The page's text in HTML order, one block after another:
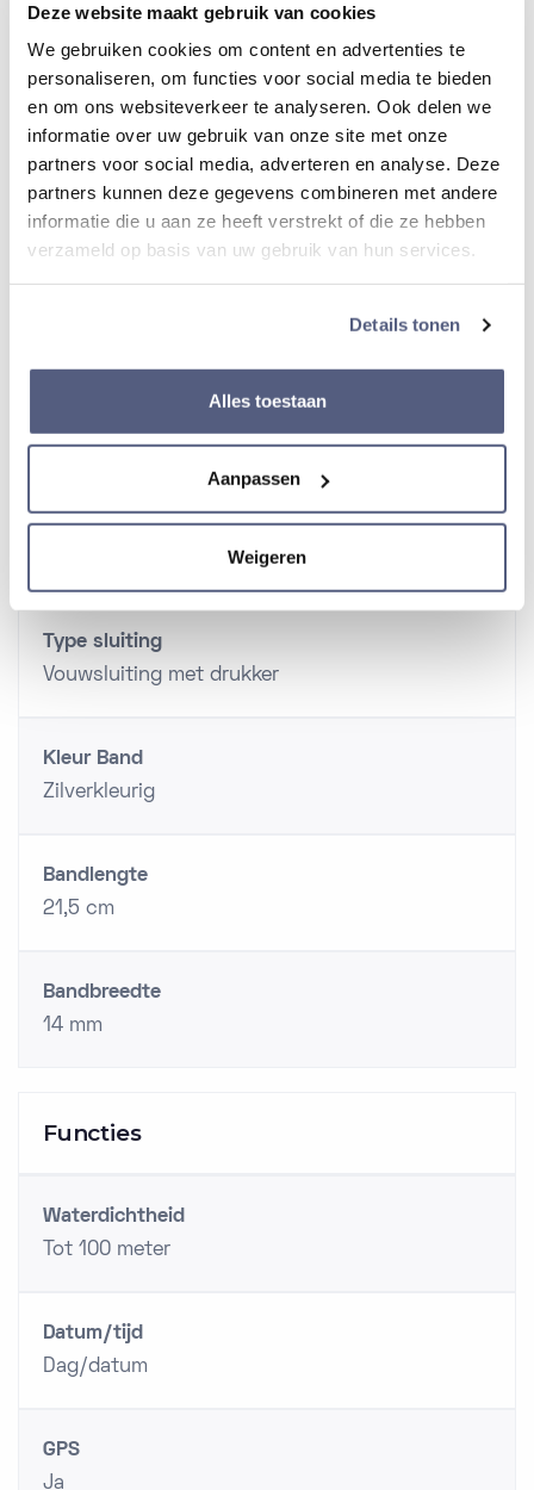
Deze website maakt gebruik van cookies
We gebruiken cookies om content en advertenties te
personaliseren, om functies voor social media te bieden
en om ons websiteverkeer te analyseren. Ook delen we
informatie over uw gebruik van onze site met onze
partners voor social media, adverteren en analyse. Deze
partners kunnen deze gegevens combineren met andere
informatie die u aan ze heeft verstrekt of die ze hebben
verzameld op basis van uw gebruik van hun services.
Details tonen
Alles toestaan
Aanpassen
Weigeren
Materiaal Lunette
Titanium
Diameter kast
42 mm
Band
Materiaal band
Type sluiting
Vouwsluiting met drukker
Kleur Band
Zilverkleurig
Bandlengte
21,5 cm
Bandbreedte
14 mm
Functies
Waterdichtheid
Tot 100 meter
Datum/tijd
Dag/datum
GPS
Ja